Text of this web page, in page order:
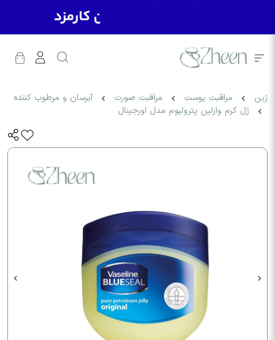
ژین مراقبت پوست مراقبت صورت
آبرسان و مرطوب کننده
ژل کرم وازلین پترولیوم مدل اورجینال